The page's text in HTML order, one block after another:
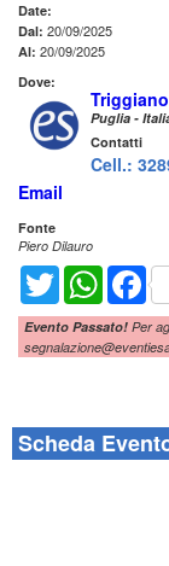
Date:
Dal: 20/09/2025
Al: 20/09/2025
Dove:
Triggiano
Puglia -
Contatti
Cell.:
Email
Fonte
Piero Dilauro
Twitter WhatsApp
Evento Passato! Per
Scheda